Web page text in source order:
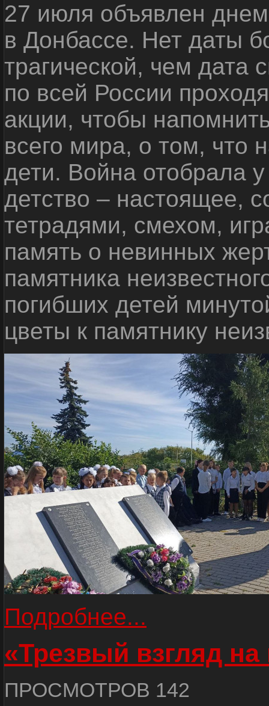
27 июля объявлен
в Донбассе. Нет даты
трагической, чем дата
по всей России
акции, чтобы
всего мира, о том, что
дети. Война отобрала
детство – настоящее,
тетрадями, смехом,
память о невинных
памятника
погибших детей
цветы к памятнику
Подробнее...
«Трезвый взгляд на
ПРОСМОТРОВ 142